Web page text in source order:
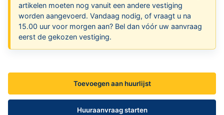
artikelen moeten nog vanuit een andere vestiging
worden aangevoerd. Vandaag nodig, of vraagt u na
15.00 uur voor morgen aan? Bel dan vóór uw aanvraag
eerst de gekozen vestiging.
Toevoegen aan huurlijst
Huuraanvraag starten